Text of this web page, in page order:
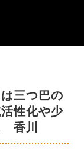
三つ巴の
性化や少
香川